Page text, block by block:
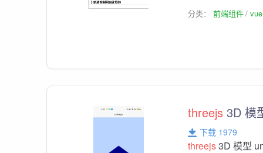
分类：前端组件
threejs 3D 模
下载 1979
threejs3D 模型